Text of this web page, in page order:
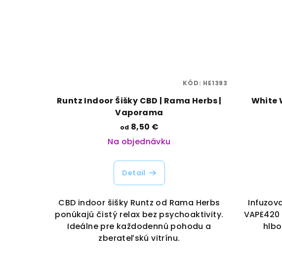
Runtz Indoor Šišky CBD | Rama Herbs |
Vaporama
od 8,50 €
Na objednávku
Detail
CBD indoor šišky Runtz od Rama Herbs
ponúkajú čistý relax bez psychoaktivity.
Ideálne pre každodennú pohodu a
zberateľskú vitrínu.
KÓD: HE1393
White